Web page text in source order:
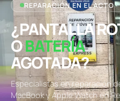
REPARACIÓN EN EL ACTO
¿PANTALLA
OBATERÍA
AGOTADA?
Especialistas en reparación
MacBook y Apple Watch en